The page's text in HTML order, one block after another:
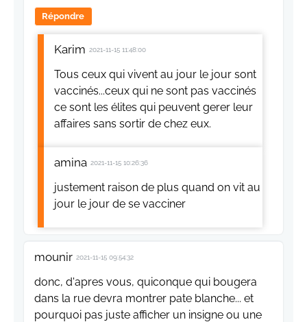
Répondre
Karim 2021-11-15 11:48:00
Tous ceux qui vivent au jour le jour sont
vaccinés...ceux qui ne sont pas vaccinés
ce sont les élites qui peuvent gerer leur
affaires sans sortir de chez eux.
amina 2021-11-15 10:26:36
justement raison de plus quand on vit au
jour le jour de se vacciner
mounir 2021-11-15 09:54:32
donc, d'apres vous, quiconque qui bougera
dans la rue devra montrer pate blanche... et
pourquoi pas juste afficher un insigne ou une